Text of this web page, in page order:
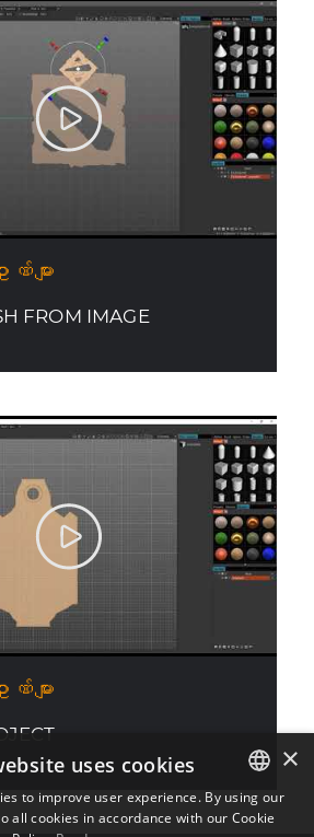
များ
FROM IMAGE
များ
ENGLISH
×
uses cookies
to improve user experience. By using our
all cookies in accordance with our Cookie